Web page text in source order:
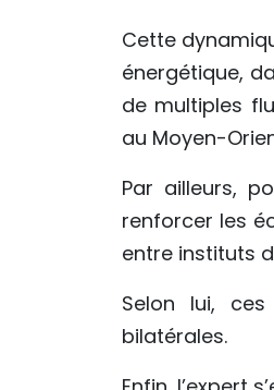
Cette
énergétique,
de multiples
au Moyen-
Par ailleurs,
renforcer les
entre instituts
Selon lui,
bilatérales.